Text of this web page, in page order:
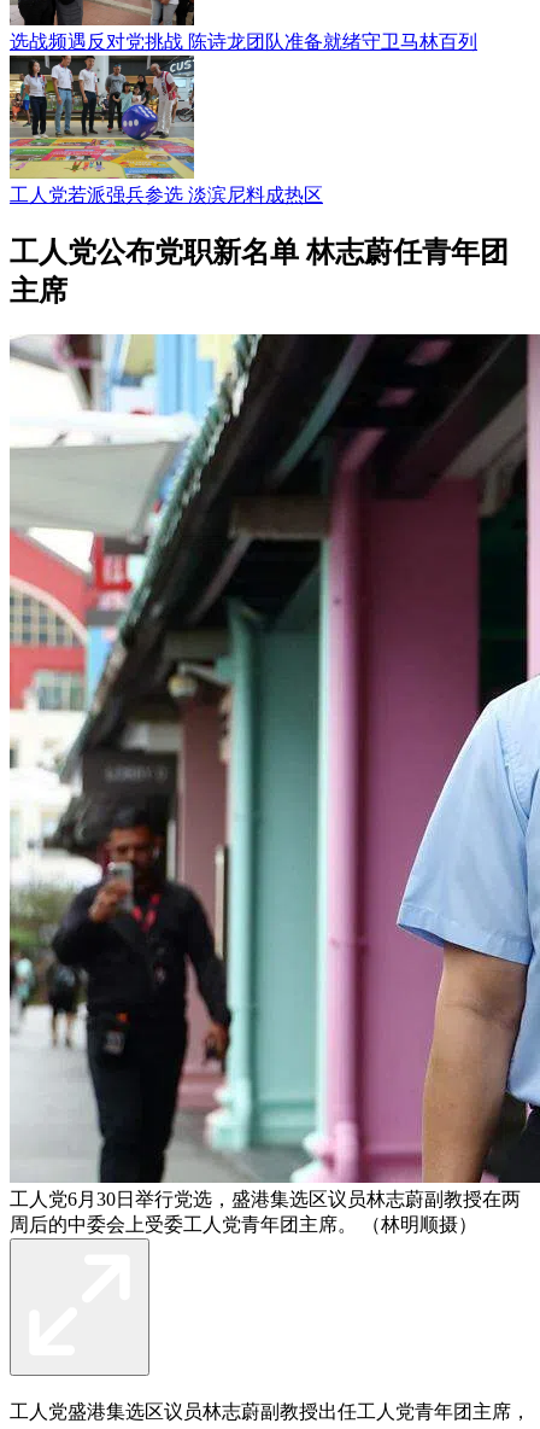
选战频遇反对党挑战 陈诗龙团队准备就绪守卫马林百列
工人党若派强兵参选 淡滨尼料成热区
工人党公布党职新名单 林志蔚任青年团
主席
工人党6月30日举行党选，盛港集选区议员林志蔚副教授在两
周后的中委会上受委工人党青年团主席。 （林明顺摄）
工人党盛港集选区议员林志蔚副教授出任工人党青年团主席，